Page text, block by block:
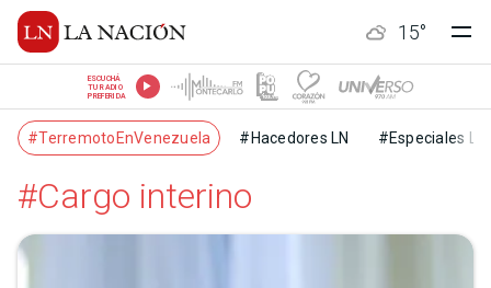
15°
ESCUCHÁ
TU RADIO
PREFERIDA
#TerremotoEnVenezuela #Hacedores LN #Especiales LN
#Cargo interino